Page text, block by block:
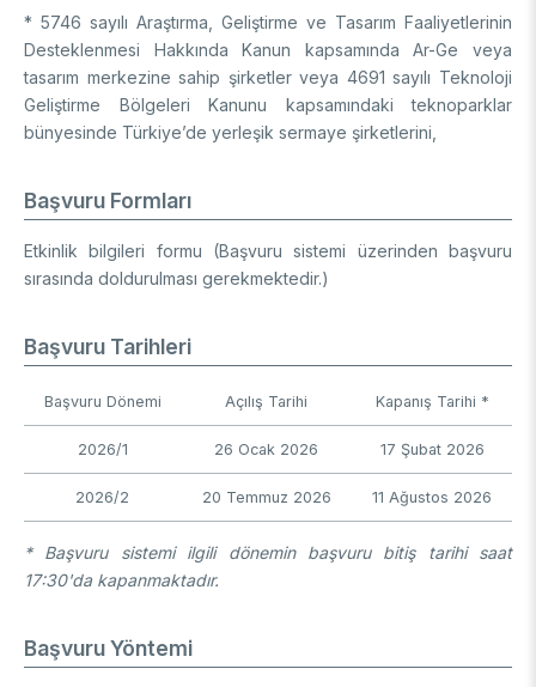
* 5746 sayılı Araştırma, Geliştirme ve Tasarım Faaliyetlerinin
Desteklenmesi Hakkında Kanun kapsamında Ar-Ge veya
tasarım merkezine sahip şirketler veya 4691 sayılı Teknoloji
Geliştirme Bölgeleri Kanunu kapsamındaki teknoparklar
bünyesinde Türkiye’de yerleşik sermaye şirketlerini,
Başvuru Formları
Etkinlik bilgileri formu (Başvuru sistemi üzerinden başvuru
sırasında doldurulması gerekmektedir.)
Başvuru Tarihleri
Başvuru Dönemi Açılış Tarihi Kapanış Tarihi *
2026/1 26 Ocak 2026 17 Şubat 2026
2026/2 20 Temmuz 2026 11 Ağustos 2026
* Başvuru sistemi ilgili dönemin başvuru bitiş tarihi saat
17:30'da kapanmaktadır.
Başvuru Yöntemi